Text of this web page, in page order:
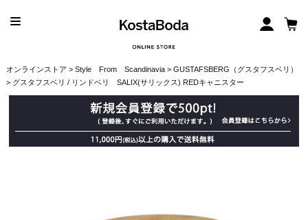
オンラインストア > Style From Scandinavia> GUSTAFSBERG（グスタフスベリ）
> グスタフスベリ / リンドベリ SALIX(サリックス) REDキャニスター